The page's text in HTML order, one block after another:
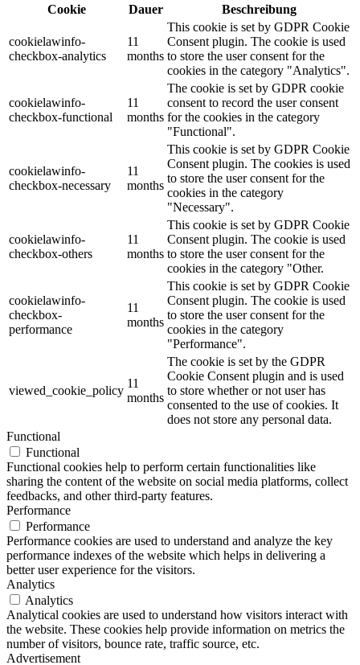
Cookie
Dauer Beschreibung
cookielawinfo-
checkbox-analytics
11
months
This cookie is set by GDPR Cookie
Consent plugin. The cookie is used
to store the user consent for the
cookies in the category "Analytics".
cookielawinfo-
checkbox-functional
11
months
The cookie is set by GDPR cookie
consent to record the user consent
for the cookies in the category
"Functional".
cookielawinfo-
checkbox-necessary
11
months
This cookie is set by GDPR Cookie
Consent plugin. The cookies is used
to store the user consent for the
cookies in the category
"Necessary".
cookielawinfo-
checkbox-others
11
months
This cookie is set by GDPR Cookie
Consent plugin. The cookie is used
to store the user consent for the
cookies in the category "Other.
cookielawinfo-
checkbox-
performance
11
months
This cookie is set by GDPR Cookie
Consent plugin. The cookie is used
to store the user consent for the
cookies in the category
"Performance".
viewed_cookie_policy
11
months
The cookie is set by the GDPR
Cookie Consent plugin and is used
to store whether or not user has
consented to the use of cookies. It
does not store any personal data.
Functional
Functional
Functional cookies help to perform certain functionalities like
sharing the content of the website on social media platforms, collect
feedbacks, and other third-party features.
Performance
Performance
Performance cookies are used to understand and analyze the key
performance indexes of the website which helps in delivering a
better user experience for the visitors.
Analytics
Analytics
Analytical cookies are used to understand how visitors interact with
the website. These cookies help provide information on metrics the
number of visitors, bounce rate, traffic source, etc.
Advertisement